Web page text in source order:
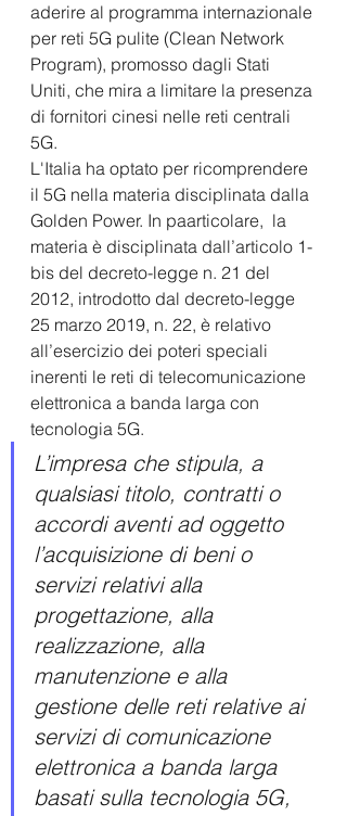
aderire al programma internazionale
per reti 5G pulite (Clean Network
Program), promosso dagli Stati
Uniti, che mira a limitare la presenza
di fornitori cinesi nelle reti centrali
5G.
L'Italia ha optato per ricomprendere
il 5G nella materia disciplinata dalla
Golden Power. In paarticolare,  la
materia è disciplinata dall’articolo 1-
bis del decreto-legge n. 21 del
2012, introdotto dal decreto-legge
25 marzo 2019, n. 22, è relativo
all’esercizio dei poteri speciali
inerenti le reti di telecomunicazione
elettronica a banda larga con
tecnologia 5G.
L’impresa che stipula, a
qualsiasi titolo, contratti o
accordi aventi ad oggetto
l’acquisizione di beni o
servizi relativi alla
progettazione, alla
realizzazione, alla
manutenzione e alla
gestione delle reti relative ai
servizi di comunicazione
elettronica a banda larga
basati sulla tecnologia 5G,